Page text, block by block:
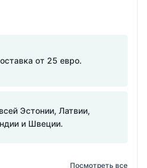
от 25 евро.
Эстонии, Латвии,
и Швеции.
Посмотреть все